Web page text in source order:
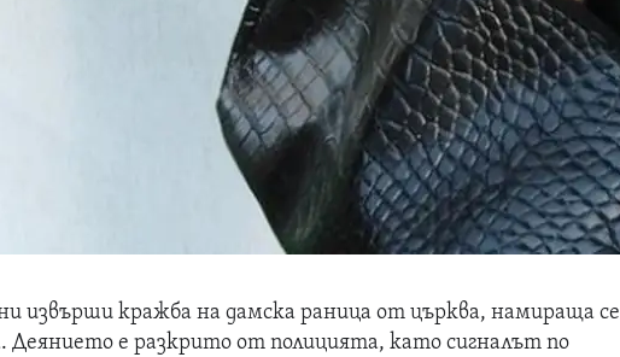
извърши кражба на дамска раница от църква, намираща се
Деянието е разкрито от полицията, като сигналът по